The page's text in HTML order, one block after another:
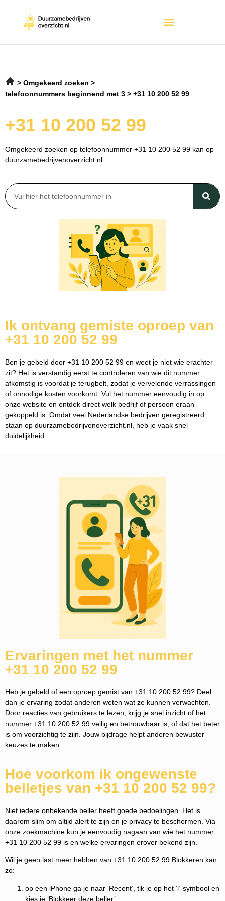
Omgekeerd zoeken
telefoonnummers beginnend met 3
+31 10 200 52 99
+31 10 200 52 99
Omgekeerd zoeken op telefoonnummer +31 10 200 52 99 kan op
duurzamebedrijvenoverzicht.nl.
Ik ontvang gemiste oproep van
+31 10 200 52 99
Ben je gebeld door +31 10 200 52 99 en weet je niet wie erachter
zit? Het is verstandig eerst te controleren van wie dit nummer
afkomstig is voordat je terugbelt, zodat je vervelende verrassingen
of onnodige kosten voorkomt. Vul het nummer eenvoudig in op
onze website en ontdek direct welk bedrijf of persoon eraan
gekoppeld is. Omdat veel Nederlandse bedrijven geregistreerd
staan op duurzamebedrijvenoverzicht.nl, heb je vaak snel
duidelijkheid.
Ervaringen met het nummer
+31 10 200 52 99
Heb je gebeld of een oproep gemist van +31 10 200 52 99? Deel
dan je ervaring zodat anderen weten wat ze kunnen verwachten.
Door reacties van gebruikers te lezen, krijg je snel inzicht of het
nummer +31 10 200 52 99 veilig en betrouwbaar is, of dat het beter
is om voorzichtig te zijn. Jouw bijdrage helpt anderen bewuster
keuzes te maken.
Hoe voorkom ik ongewenste
belletjes van +31 10 200 52 99?
Niet iedere onbekende beller heeft goede bedoelingen. Het is
daarom slim om altijd alert te zijn en je privacy te beschermen. Via
onze zoekmachine kun je eenvoudig nagaan van wie het nummer
+31 10 200 52 99 is en welke ervaringen erover bekend zijn.
Wil je geen last meer hebben van +31 10 200 52 99 Blokkeren kan
zo:
op een iPhone ga je naar ‘Recent’, tik je op het ‘i’-symbool en
kies je ‘Blokkeer deze beller’.